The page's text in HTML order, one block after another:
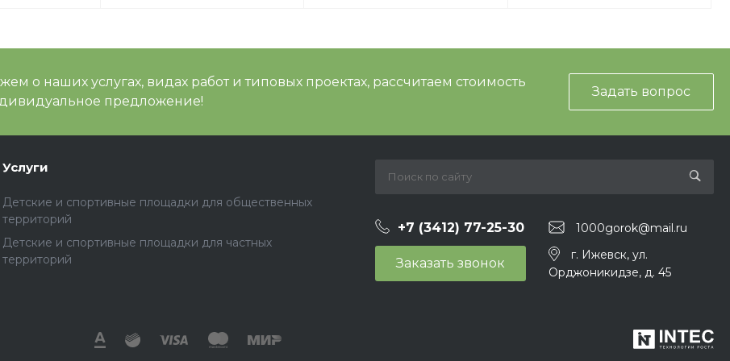
о наших услугах, видах работ и типовых проектах, рассчитаем стоимость
предложение!
Задать вопрос
Услуги
Детские и спортивные площадки для общественных
территорий
Детские и спортивные площадки для частных
территорий
+7 (3412) 77-25-30 1000gorok@mail.ru
Заказать звонок
г. Ижевск, ул.
Орджоникидзе, д. 45